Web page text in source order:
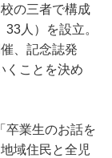
の三者で構成
人）を設立。
、記念誌発
くことを決め
業生のお話を
域住民と全児